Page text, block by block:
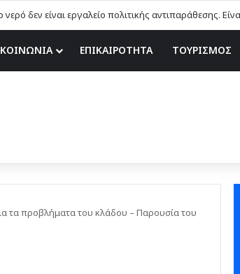
δεν είναι εργαλείο πολιτικής αντιπαράθεσης.
ΚΟΙΝΩΝΙΑ ΕΠΙΚΑΙΡΟΤΗΤΑ ΤΟΥΡΙΣΜΟΣ
τα προβλήματα του κλάδου – Παρουσία του